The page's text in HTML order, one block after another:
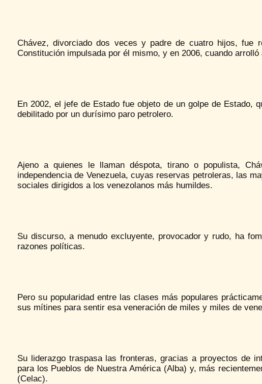
Chávez, divorciado dos veces y padre de cuatro hijos, fue
Constitución impulsada por él mismo, y en 2006, cuando
En 2002, el jefe de Estado fue objeto de un golpe de Estado,
debilitado por un durísimo paro petrolero.
Ajeno a quienes le llaman déspota, tirano o populista,
independencia de Venezuela, cuyas reservas petroleras, las
sociales dirigidos a los venezolanos más humildes.
Su discurso, a menudo excluyente, provocador y rudo, ha
razones políticas.
Pero su popularidad entre las clases más populares
sus mítines para sentir esa veneración de miles y miles de
Su liderazgo traspasa las fronteras, gracias a proyectos de
para los Pueblos de Nuestra América (Alba) y, más
(Celac).